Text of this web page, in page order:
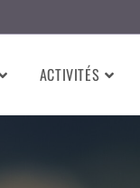
ACTIVITÉS